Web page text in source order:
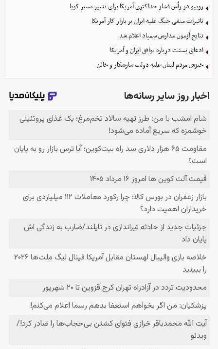
روبیو در رأس فشار حداکثری آمریکا برای تغییر مسیر کوبا
تاثیرات منفی جنگ علیه ایران بر بازار کار آمریکا
نتایج آزمون مدارس سمپاد اعلام شد
ادعای بسنت درباره توافق ایران و آمریکا
خیزش مردم لبنان علیه دولت سازشکار و خائن